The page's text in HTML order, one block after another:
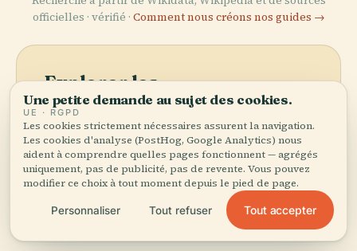
officielles · vérifié · Comment nous créons nos guides →
Explorer les
environs
Découvrez Boulevard de la
Passion sur la carte et
voyez ce qu'il y a à
proximité.
Voir la carte
Une petite demande au sujet des cookies.
UE · RGPD
Les cookies strictement nécessaires assurent la navigation.
Les cookies d'analyse (PostHog, Google Analytics) nous
aident à comprendre quelles pages fonctionnent — agrégés
uniquement, pas de publicité, pas de revente. Vous pouvez
modifier ce choix à tout moment depuis le pied de page.
Personnaliser Tout refuser Tout accepter